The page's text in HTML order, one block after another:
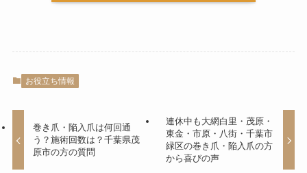
お役立ち情報
巻き爪・陥入爪は何回通
う？施術回数は？千葉県茂
原市の方の質問
連休中も大網白里・茂原・
東金・市原・八街・千葉市
緑区の巻き爪・陥入爪の方
から喜びの声